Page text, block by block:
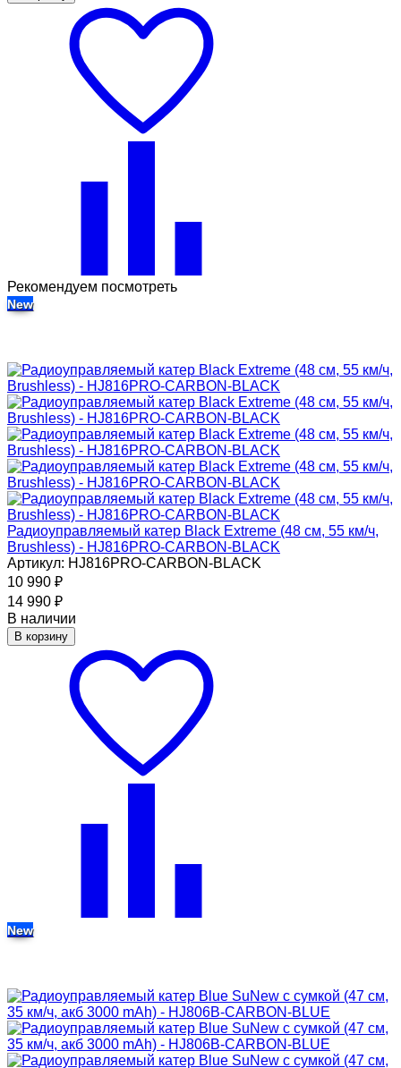
Рекомендуем посмотреть
New
Радиоуправляемый катер Black Extreme (48 см, 55 км/ч,
Brushless) - HJ816PRO-CARBON-BLACK
Артикул: HJ816PRO-CARBON-BLACK
10 990 ₽
14 990 ₽
В наличии
В корзину
New